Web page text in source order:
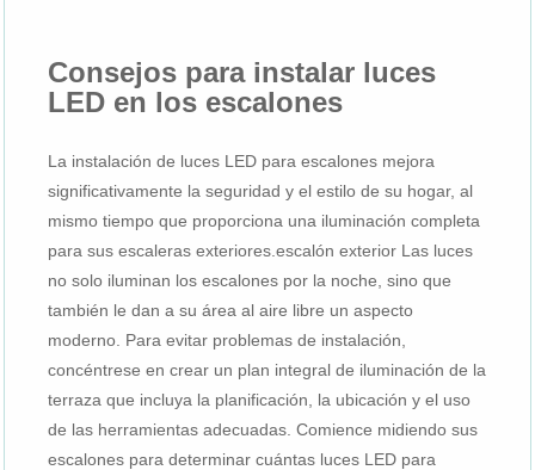
Consejos para instalar luces
LED en los escalones
La instalación de luces LED para escalones mejora
significativamente la seguridad y el estilo de su hogar, al
mismo tiempo que proporciona una iluminación completa
para sus escaleras exteriores.escalón exterior Las luces
no solo iluminan los escalones por la noche, sino que
también le dan a su área al aire libre un aspecto
moderno. Para evitar problemas de instalación,
concéntrese en crear un plan integral de iluminación de la
terraza que incluya la planificación, la ubicación y el uso
de las herramientas adecuadas. Comience midiendo sus
escalones para determinar cuántas luces LED para